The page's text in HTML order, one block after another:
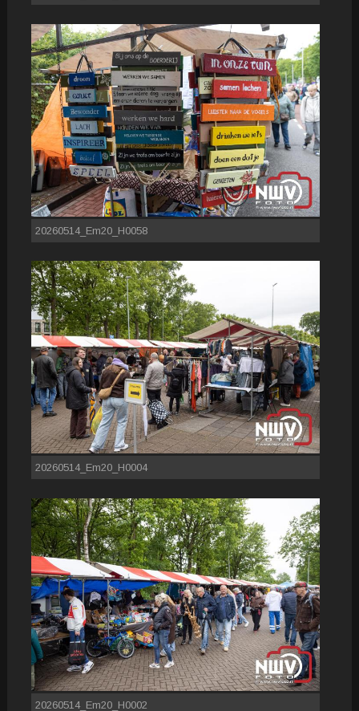
20260514_Em20_H0058
20260514_Em20_H0004
20260514_Em20_H0002